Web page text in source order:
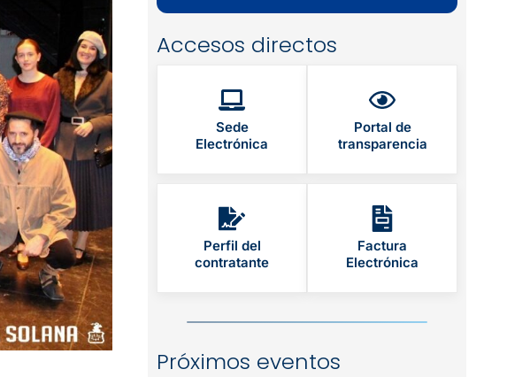
Accesos directos
Sede
Electrónica
Portal de
transparencia
Perfil del
contratante
Factura
Electrónica
Próximos eventos